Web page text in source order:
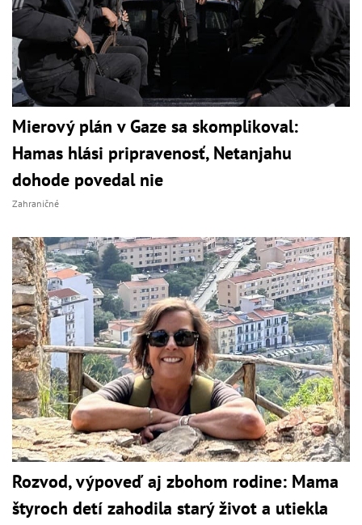
Mierový plán v Gaze sa skomplikoval:
Hamas hlási pripravenosť, Netanjahu
dohode povedal nie
Zahraničné
Rozvod, výpoveď aj zbohom rodine: Mama
štyroch detí zahodila starý život a utiekla